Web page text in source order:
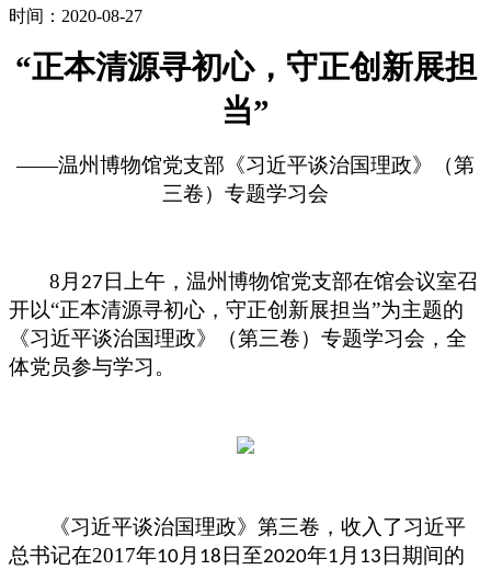
时间：2020-08-27
“正本清源寻初心，守正创新展担
当”
——温州博物馆党支部《习近平谈治国理政》（第
三卷）专题学习会
8 月 27 日上午，温州博物馆党支部在馆会议室召
开以“正本清源寻初心，守正创新展担当”为主题的
《习近平谈治国理政》（第三卷）专题学习会，全
体党员参与学习。
《习近平谈治国理政》第三卷，收入了习近平
总书记在2017年10 月 18 日至2020年1 月 13 日期间的